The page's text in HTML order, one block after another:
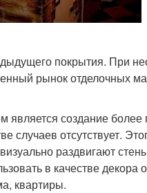
покрытия. При
рынок отделочных
создание более
случаев отсутствует.
раздвигают
в качестве декора
квартиры.